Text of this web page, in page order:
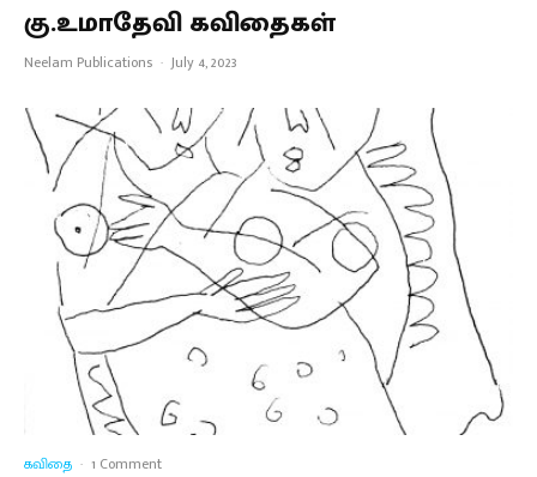
கு.உமாதேவி கவிதைகள்
Neelam Publications · July 4, 2023
கவிதை · 1 Comment